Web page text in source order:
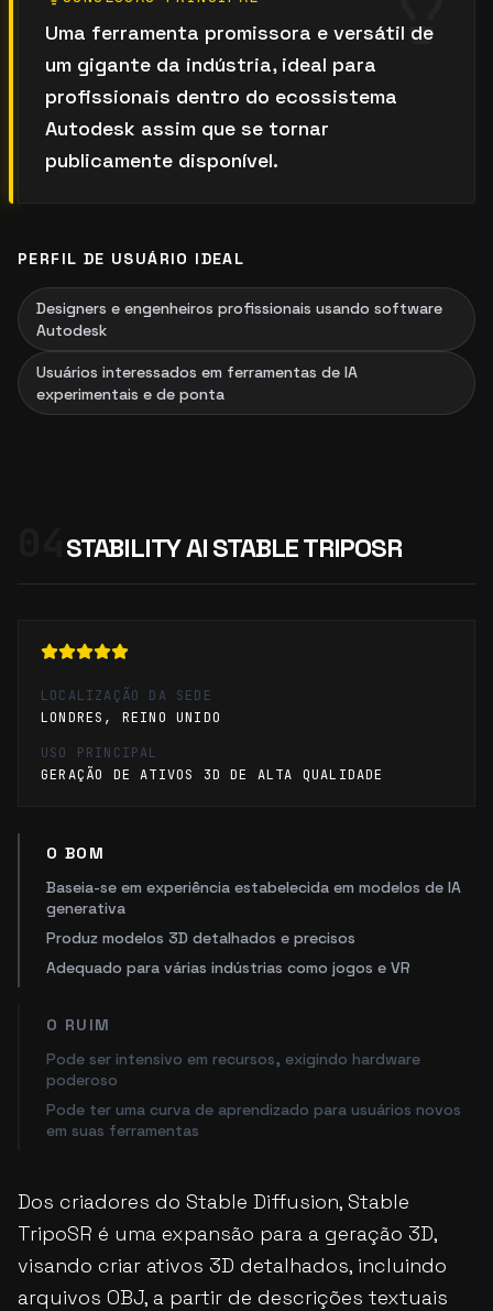
Uma ferramenta promissora e versátil de
um gigante da indústria, ideal para
profissionais dentro do ecossistema
Autodesk assim que se tornar
publicamente disponível.
PERFIL DE USUÁRIO IDEAL
Designers e engenheiros profissionais usando software
Autodesk
Usuários interessados em ferramentas de IA
experimentais e de ponta
STABILITY AI STABLE TRIPOSR
LOCALIZAÇÃO DA SEDE
LONDRES, REINO UNIDO
USO PRINCIPAL
GERAÇÃO DE ATIVOS 3D DE ALTA QUALIDADE
O BOM
Baseia-se em experiência estabelecida em modelos de IA
generativa
Produz modelos 3D detalhados e precisos
Adequado para várias indústrias como jogos e VR
O RUIM
Pode ser intensivo em recursos, exigindo hardware
poderoso
Pode ter uma curva de aprendizado para usuários novos
em suas ferramentas
Dos criadores do Stable Diffusion, Stable
TripoSR é uma expansão para a geração 3D,
visando criar ativos 3D detalhados, incluindo
arquivos OBJ, a partir de descrições textuais